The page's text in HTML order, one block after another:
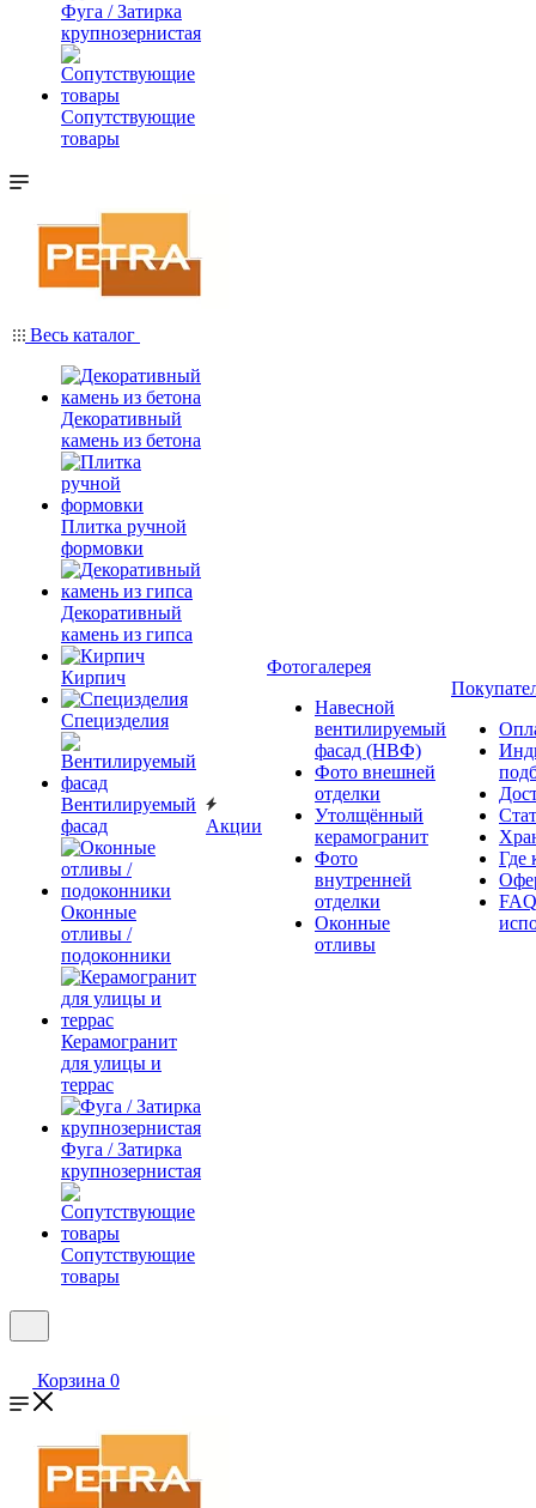
Фуга / Затирка
крупнозернистая
Сопутствующие
товары
Весь каталог
Декоративный
камень из бетона
Плитка ручной
формовки
Декоративный
камень из гипса
Кирпич
Специзделия
Вентилируемый
фасад
Оконные
отливы /
подоконники
Керамогранит
для улицы и
террас
Фуга / Затирка
крупнозернистая
Сопутствующие
товары
Акции
Фотогалерея
Навесной
вентилируемый
фасад (НВФ)
Фото внешней
отделки
Утолщённый
керамогранит
Фото
внутренней
отделки
Оконные
отливы
Где
Корзина 0